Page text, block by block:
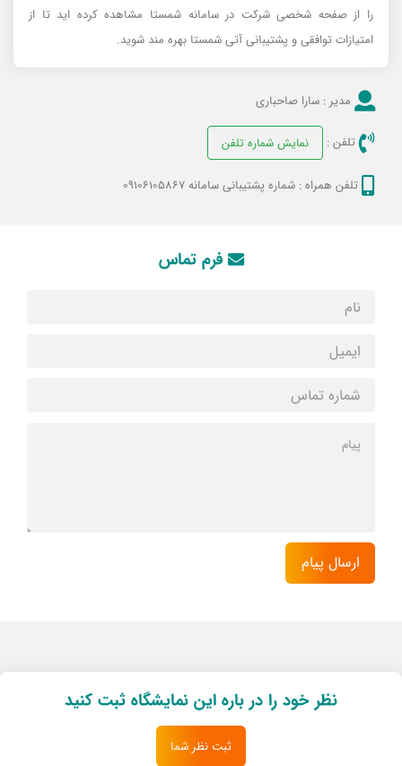
را از صفحه شخصی شرکت در سامانه شمستا مشاهده کرده اید تا از
امتیازات توافقی و پشتیبانی آتی شمستا بهره مند شوید.
مدیر : سارا صاحباری
تلفن : نمایش شماره تلفن
تلفن همراه : شماره پشتیبانی سامانه 09106105867
فرم تماس
نظر خود را در باره این نمایشگاه ثبت کنید
ثبت نظر شما